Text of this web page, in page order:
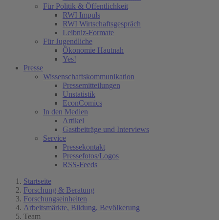
Für Politik & Öffentlichkeit
RWI Impuls
RWI Wirtschaftsgespräch
Leibniz-Formate
Für Jugendliche
Ökonomie Hautnah
Yes!
Presse
Wissenschaftskommunikation
Pressemitteilungen
Unstatistik
EconComics
In den Medien
Artikel
Gastbeiträge und Interviews
Service
Pressekontakt
Pressefotos/Logos
RSS-Feeds
Startseite
Forschung & Beratung
Forschungseinheiten
Arbeitsmärkte, Bildung, Bevölkerung
Team